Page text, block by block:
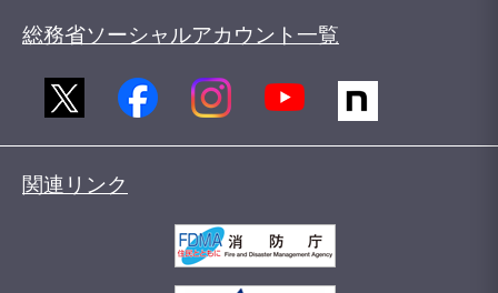
総務省ソーシャルアカウント一覧
関連リンク